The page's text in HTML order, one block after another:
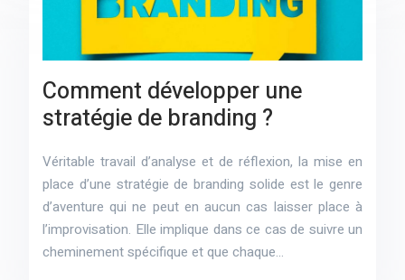
Comment développer une
stratégie de branding ?
Véritable travail d’analyse et de réflexion, la mise en
place d’une stratégie de branding solide est le genre
d’aventure qui ne peut en aucun cas laisser place à
l’improvisation. Elle implique dans ce cas de suivre un
cheminement spécifique et que chaque…